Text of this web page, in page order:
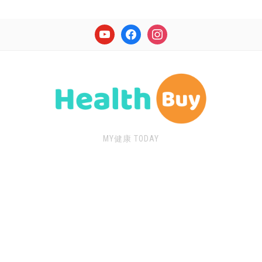
youtube facebookinstagram
MY健康 TODAY